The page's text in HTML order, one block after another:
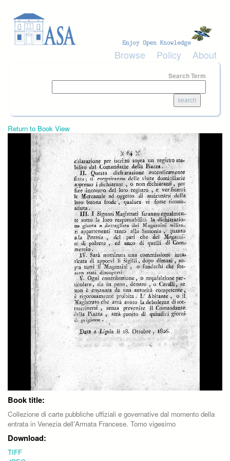
Browse Policy About
Search Term
Return to Book View
Book title:
Collezione di carte pubbliche uffiziali e governative dal momento della
entrata in Venezia dell'Armata Francese. Tomo vigesimo
Download:
TIFF